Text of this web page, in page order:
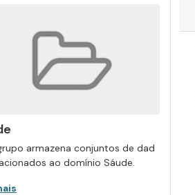
armazena conjuntos de dad
ao domínio Sáude.